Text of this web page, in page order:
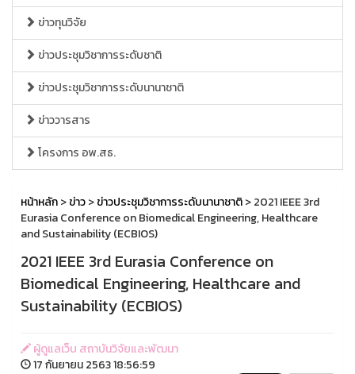
ข่าวทุนวิจัย
ข่าวประชุมวิชาการระดับชาติ
ข่าวประชุมวิชาการระดับนานาชาติ
ข่าววารสาร
โครงการ อพ.สธ.
หน้าหลัก>ข่าว>ข่าวประชุมวิชาการระดับนานาชาติ> 2021 IEEE 3rd
Eurasia Conference on Biomedical Engineering, Healthcare
and Sustainability (ECBIOS)
2021 IEEE 3rd Eurasia Conference on
Biomedical Engineering, Healthcare and
Sustainability (ECBIOS)
ผู้ดูแลเว็บ สถาบันวิจัยและพัฒนา
17 กันยายน 2563 18:56:59